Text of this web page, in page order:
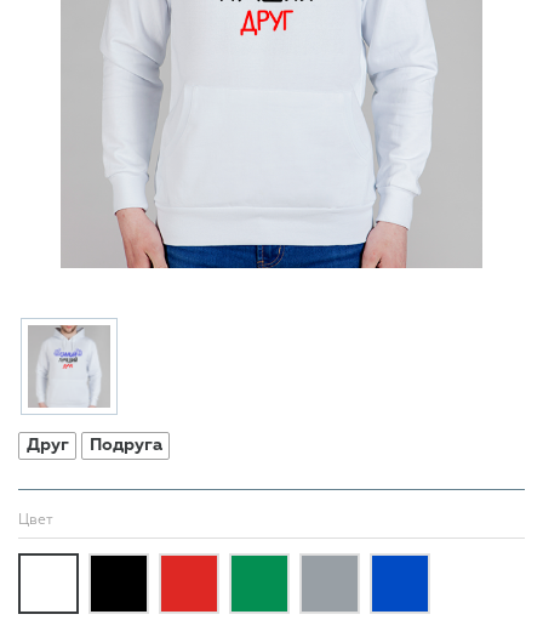
Друг Подруга
Цвет